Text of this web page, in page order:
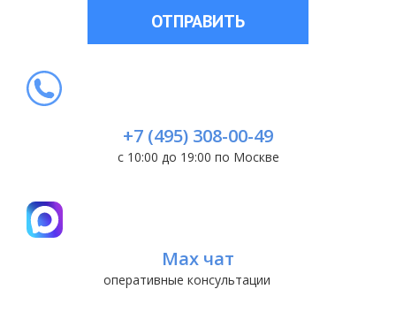
ОТПРАВИТЬ
+7 (495) 308-00-49
с 10:00 до 19:00 по Москве
Max чат
оперативные консультации